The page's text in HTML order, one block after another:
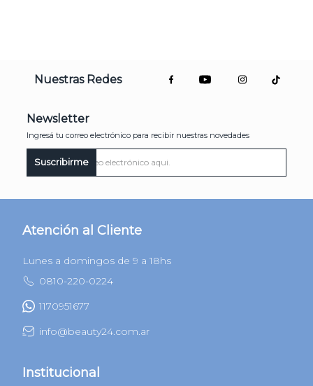
Nuestras Redes
Newsletter
Ingresá tu correo electrónico para recibir nuestras novedades
Suscribirme
Atención al Cliente
Lunes a domingos de 9 a 18hs
0810-220-0224
1170951677
info@beauty24.com.ar
Institucional